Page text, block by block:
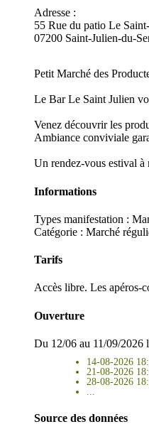
Adresse :
55 Rue du patio Le
07200 Saint-Julien-du-
Petit Marché des
Le Bar Le Saint Julien
Venez découvrir les
Ambiance conviviale
Un rendez-vous estival à
Informations
Types manifestation :
Catégorie : Marché
Tarifs
Accès libre. Les apéros-
Ouverture
Du 12/06 au 11/09/2026
14-08-2026
21-08-2026
28-08-2026
Source des données